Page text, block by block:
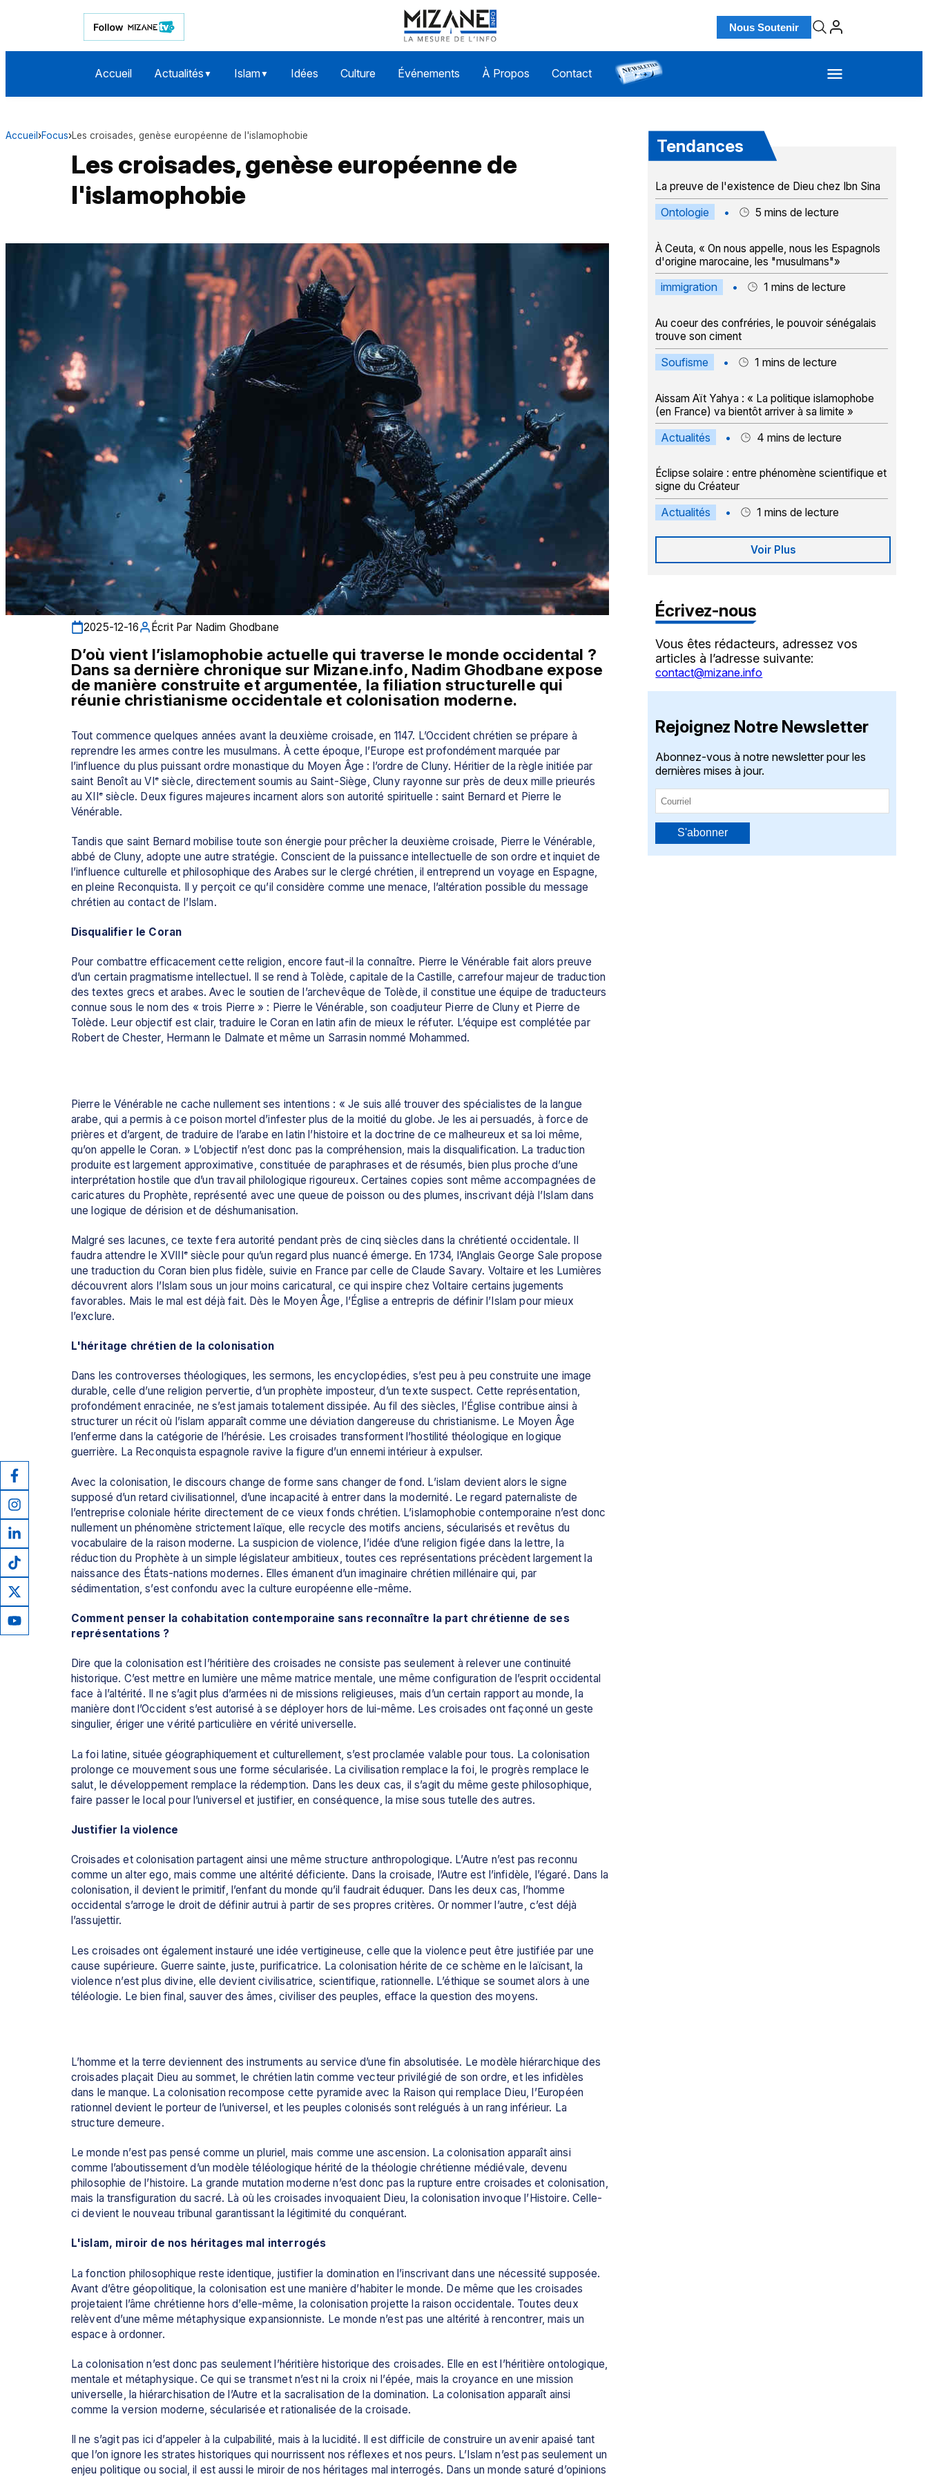
Nous Soutenir
Accueil Actualités ▼ Islam▼ Idées Culture Événements À Propos Contact
Accueil ›Focus›Les croisades, genèse européenne de l'islamophobie
Les croisades, genèse européenne de
l'islamophobie
2025-12-16 Écrit Par Nadim Ghodbane
D’où vient l’islamophobie actuelle qui traverse le monde occidental ?
Dans sa dernière chronique sur Mizane.info, Nadim Ghodbane expose
de manière construite et argumentée, la filiation structurelle qui
réunie christianisme occidentale et colonisation moderne.
Tout commence quelques années avant la deuxième croisade, en 1147. L’Occident chrétien se prépare à
reprendre les armes contre les musulmans. À cette époque, l’Europe est profondément marquée par
l’influence du plus puissant ordre monastique du Moyen Âge : l’ordre de Cluny. Héritier de la règle initiée par
saint Benoît au VIᵉ siècle, directement soumis au Saint-Siège, Cluny rayonne sur près de deux mille prieurés
au XIIᵉ siècle. Deux figures majeures incarnent alors son autorité spirituelle : saint Bernard et Pierre le
Vénérable.
Tandis que saint Bernard mobilise toute son énergie pour prêcher la deuxième croisade, Pierre le Vénérable,
abbé de Cluny, adopte une autre stratégie. Conscient de la puissance intellectuelle de son ordre et inquiet de
l’influence culturelle et philosophique des Arabes sur le clergé chrétien, il entreprend un voyage en Espagne,
en pleine Reconquista. Il y perçoit ce qu’il considère comme une menace, l’altération possible du message
chrétien au contact de l’Islam.
Disqualifier le Coran
Pour combattre efficacement cette religion, encore faut-il la connaître. Pierre le Vénérable fait alors preuve
d’un certain pragmatisme intellectuel. Il se rend à Tolède, capitale de la Castille, carrefour majeur de traduction
des textes grecs et arabes. Avec le soutien de l’archevêque de Tolède, il constitue une équipe de traducteurs
connue sous le nom des « trois Pierre » : Pierre le Vénérable, son coadjuteur Pierre de Cluny et Pierre de
Tolède. Leur objectif est clair, traduire le Coran en latin afin de mieux le réfuter. L’équipe est complétée par
Robert de Chester, Hermann le Dalmate et même un Sarrasin nommé Mohammed.
Pierre le Vénérable ne cache nullement ses intentions : « Je suis allé trouver des spécialistes de la langue
arabe, qui a permis à ce poison mortel d’infester plus de la moitié du globe. Je les ai persuadés, à force de
prières et d’argent, de traduire de l’arabe en latin l’histoire et la doctrine de ce malheureux et sa loi même,
qu’on appelle le Coran. » L’objectif n’est donc pas la compréhension, mais la disqualification. La traduction
produite est largement approximative, constituée de paraphrases et de résumés, bien plus proche d’une
interprétation hostile que d’un travail philologique rigoureux. Certaines copies sont même accompagnées de
caricatures du Prophète, représenté avec une queue de poisson ou des plumes, inscrivant déjà l’Islam dans
une logique de dérision et de déshumanisation.
Malgré ses lacunes, ce texte fera autorité pendant près de cinq siècles dans la chrétienté occidentale. Il
faudra attendre le XVIIIᵉ siècle pour qu’un regard plus nuancé émerge. En 1734, l’Anglais George Sale propose
une traduction du Coran bien plus fidèle, suivie en France par celle de Claude Savary. Voltaire et les Lumières
découvrent alors l’Islam sous un jour moins caricatural, ce qui inspire chez Voltaire certains jugements
favorables. Mais le mal est déjà fait. Dès le Moyen Âge, l’Église a entrepris de définir l’Islam pour mieux
l’exclure.
L'héritage chrétien de la colonisation
Dans les controverses théologiques, les sermons, les encyclopédies, s’est peu à peu construite une image
durable, celle d’une religion pervertie, d’un prophète imposteur, d’un texte suspect. Cette représentation,
profondément enracinée, ne s’est jamais totalement dissipée. Au fil des siècles, l’Église contribue ainsi à
structurer un récit où l’islam apparaît comme une déviation dangereuse du christianisme. Le Moyen Âge
l’enferme dans la catégorie de l’hérésie. Les croisades transforment l’hostilité théologique en logique
guerrière. La Reconquista espagnole ravive la figure d’un ennemi intérieur à expulser.
Avec la colonisation, le discours change de forme sans changer de fond. L’islam devient alors le signe
supposé d’un retard civilisationnel, d’une incapacité à entrer dans la modernité. Le regard paternaliste de
l’entreprise coloniale hérite directement de ce vieux fonds chrétien. L’islamophobie contemporaine n’est donc
nullement un phénomène strictement laïque, elle recycle des motifs anciens, sécularisés et revêtus du
vocabulaire de la raison moderne. La suspicion de violence, l’idée d’une religion figée dans la lettre, la
réduction du Prophète à un simple législateur ambitieux, toutes ces représentations précèdent largement la
naissance des États-nations modernes. Elles émanent d’un imaginaire chrétien millénaire qui, par
sédimentation, s’est confondu avec la culture européenne elle-même.
Comment penser la cohabitation contemporaine sans reconnaître la part chrétienne de ses
représentations ?
Dire que la colonisation est l’héritière des croisades ne consiste pas seulement à relever une continuité
historique. C’est mettre en lumière une même matrice mentale, une même configuration de l’esprit occidental
face à l’altérité. Il ne s’agit plus d’armées ni de missions religieuses, mais d’un certain rapport au monde, la
manière dont l’Occident s’est autorisé à se déployer hors de lui-même. Les croisades ont façonné un geste
singulier, ériger une vérité particulière en vérité universelle.
La foi latine, située géographiquement et culturellement, s’est proclamée valable pour tous. La colonisation
prolonge ce mouvement sous une forme sécularisée. La civilisation remplace la foi, le progrès remplace le
salut, le développement remplace la rédemption. Dans les deux cas, il s’agit du même geste philosophique,
faire passer le local pour l’universel et justifier, en conséquence, la mise sous tutelle des autres.
Justifier la violence
Croisades et colonisation partagent ainsi une même structure anthropologique. L’Autre n’est pas reconnu
comme un alter ego, mais comme une altérité déficiente. Dans la croisade, l’Autre est l’infidèle, l’égaré. Dans la
colonisation, il devient le primitif, l’enfant du monde qu’il faudrait éduquer. Dans les deux cas, l’homme
occidental s’arroge le droit de définir autrui à partir de ses propres critères. Or nommer l’autre, c’est déjà
l’assujettir.
Les croisades ont également instauré une idée vertigineuse, celle que la violence peut être justifiée par une
cause supérieure. Guerre sainte, juste, purificatrice. La colonisation hérite de ce schème en le laïcisant, la
violence n’est plus divine, elle devient civilisatrice, scientifique, rationnelle. L’éthique se soumet alors à une
téléologie. Le bien final, sauver des âmes, civiliser des peuples, efface la question des moyens.
L’homme et la terre deviennent des instruments au service d’une fin absolutisée. Le modèle hiérarchique des
croisades plaçait Dieu au sommet, le chrétien latin comme vecteur privilégié de son ordre, et les infidèles
dans le manque. La colonisation recompose cette pyramide avec la Raison qui remplace Dieu, l’Européen
rationnel devient le porteur de l’universel, et les peuples colonisés sont relégués à un rang inférieur. La
structure demeure.
Le monde n’est pas pensé comme un pluriel, mais comme une ascension. La colonisation apparaît ainsi
comme l’aboutissement d’un modèle téléologique hérité de la théologie chrétienne médiévale, devenu
philosophie de l’histoire. La grande mutation moderne n’est donc pas la rupture entre croisades et colonisation,
mais la transfiguration du sacré. Là où les croisades invoquaient Dieu, la colonisation invoque l’Histoire. Celle-
ci devient le nouveau tribunal garantissant la légitimité du conquérant.
L'islam, miroir de nos héritages mal interrogés
La fonction philosophique reste identique, justifier la domination en l’inscrivant dans une nécessité supposée.
Avant d’être géopolitique, la colonisation est une manière d’habiter le monde. De même que les croisades
projetaient l’âme chrétienne hors d’elle-même, la colonisation projette la raison occidentale. Toutes deux
relèvent d’une même métaphysique expansionniste. Le monde n’est pas une altérité à rencontrer, mais un
espace à ordonner.
La colonisation n’est donc pas seulement l’héritière historique des croisades. Elle en est l’héritière ontologique,
mentale et métaphysique. Ce qui se transmet n’est ni la croix ni l’épée, mais la croyance en une mission
universelle, la hiérarchisation de l’Autre et la sacralisation de la domination. La colonisation apparaît ainsi
comme la version moderne, sécularisée et rationalisée de la croisade.
Il ne s’agit pas ici d’appeler à la culpabilité, mais à la lucidité. Il est difficile de construire un avenir apaisé tant
que l’on ignore les strates historiques qui nourrissent nos réflexes et nos peurs. L’Islam n’est pas seulement un
enjeu politique ou social, il est aussi le miroir de nos héritages mal interrogés. Dans un monde saturé d’opinions
Tendances
La preuve de l'existence de Dieu chez Ibn Sina
Ontologie • 5 mins de lecture
À Ceuta, « On nous appelle, nous les Espagnols
d'origine marocaine, les "musulmans"»
immigration • 1 mins de lecture
Au coeur des confréries, le pouvoir sénégalais
trouve son ciment
Soufisme • 1 mins de lecture
Aissam Aït Yahya : « La politique islamophobe
(en France) va bientôt arriver à sa limite »
Actualités • 4 mins de lecture
Éclipse solaire : entre phénomène scientifique et
signe du Créateur
Actualités • 1 mins de lecture
Voir Plus
Écrivez-nous
Vous êtes rédacteurs, adressez vos
articles à l’adresse suivante:
contact@mizane.info
Rejoignez Notre Newsletter
Abonnez-vous à notre newsletter pour les
dernières mises à jour.
S'abonner